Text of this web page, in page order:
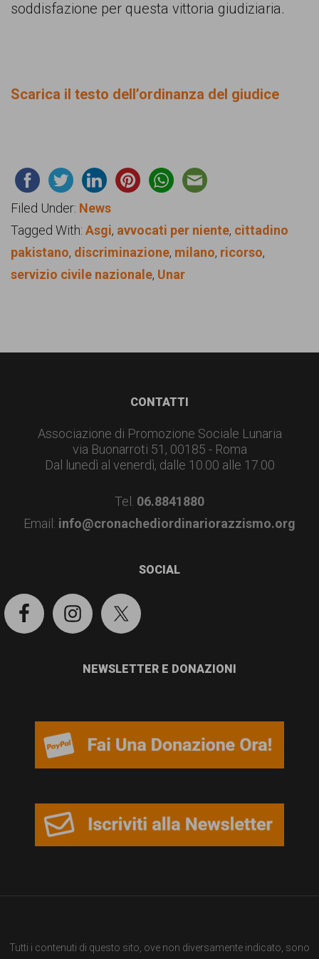
soddisfazione per questa vittoria giudiziaria.
Scarica il testo dell’ordinanza del giudice
Filed Under: News
Tagged With: Asgi, avvocati per niente, cittadino
pakistano, discriminazione, milano, ricorso,
servizio civile nazionale, Unar
CONTATTI
Associazione di Promozione Sociale Lunaria
via Buonarroti 51, 00185 - Roma
Dal lunedì al venerdì, dalle 10.00 alle 17.00
Tel. 06.8841880
Email: info@cronachediordinariorazzismo.org
SOCIAL
NEWSLETTER E DONAZIONI
Tutti i contenuti di questo sito, ove non diversamente indicato, sono